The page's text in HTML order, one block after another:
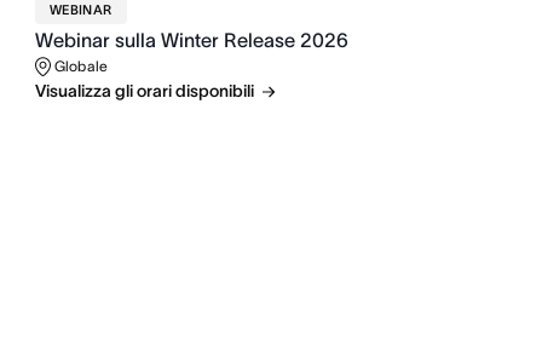
WEBINAR
Webinar sulla Winter Release 2026
Globale
Visualizza gli orari disponibili